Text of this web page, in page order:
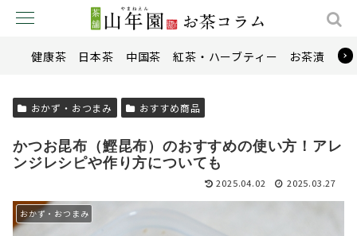
健康茶 日本茶 中国茶 紅茶・ハーブティー お茶漬け
おかず・おつまみ おすすめ商品
かつお昆布（鰹昆布）のおすすめの使い方！アレ
ンジレシピや作り方についても
2025.04.02 2025.03.27
おかず・おつまみ